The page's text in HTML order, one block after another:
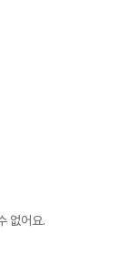
없어요.